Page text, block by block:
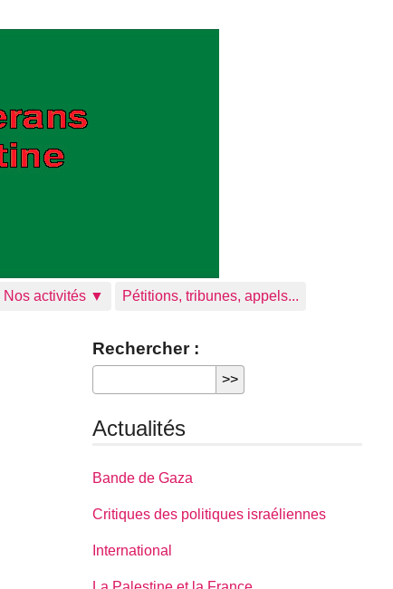
Nos activités ▼ Pétitions, tribunes, appels...
Rechercher :
Actualités
Bande de Gaza
Critiques des politiques israéliennes
International